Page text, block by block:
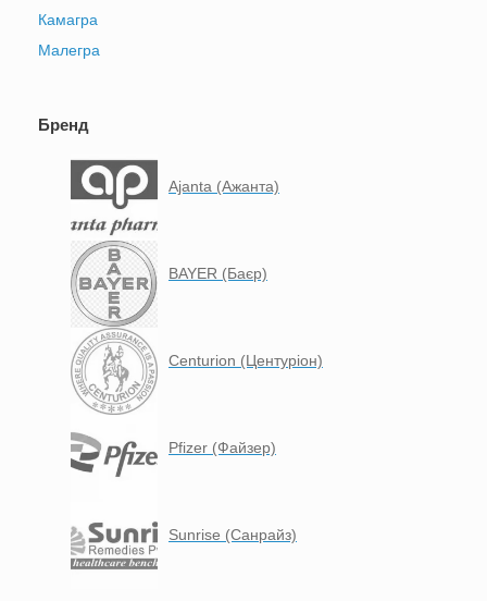
Камагра
Малегра
Бренд
Ajanta (Ажанта)
BAYER (Баєр)
Centurion (Центуріон)
Pfizer (Файзер)
Sunrise (Санрайз)